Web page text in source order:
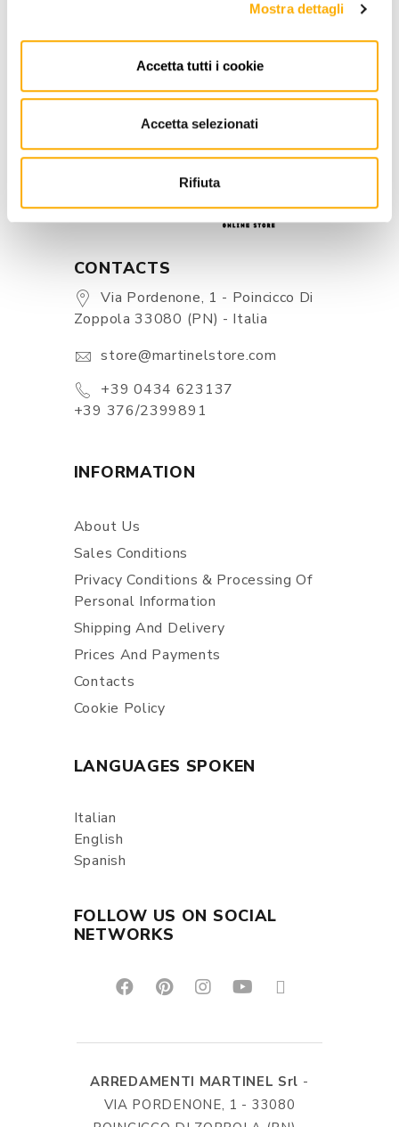
Mostra dettagli
Accetta tutti i cookie
Accetta selezionati
Rifiuta
INFORMATION
CONTACTS
Via Pordenone, 1 - Poincicco Di
Zoppola 33080 (PN) - Italia
store@martinelstore.com
+39 0434 623137
+39 376/2399891
INFORMATION
About Us
Sales Conditions
Privacy Conditions & Processing Of
Personal Information
Shipping And Delivery
Prices And Payments
Contacts
Cookie Policy
LANGUAGES SPOKEN
Italian
English
Spanish
FOLLOW US ON SOCIAL
NETWORKS
ARREDAMENTI MARTINEL Srl -
VIA PORDENONE, 1 - 33080